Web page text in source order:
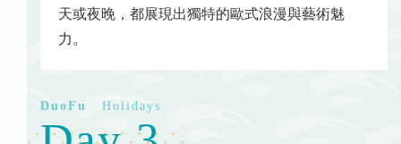
天或夜晚，都展現出獨特的歐式浪漫與藝術魅
力。